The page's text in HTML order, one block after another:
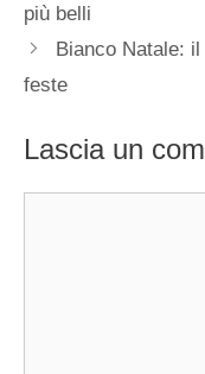
più belli
Bianco Natale:
feste
Lascia un